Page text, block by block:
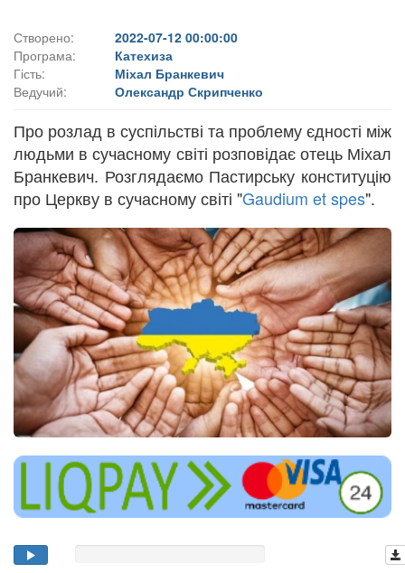
Створено:
2022-07-12 00:00:00
Програма:
Катехиза
Гість:
Міхал Бранкевич
Ведучий:
Олександр Скрипченко
Про розлад в суспільстві та проблему єдності між
людьми в сучасному світі розповідає отець Міхал
Бранкевич. Розглядаємо Пастирську конституцію
про Церкву в сучасному світі "Gaudium et spes".